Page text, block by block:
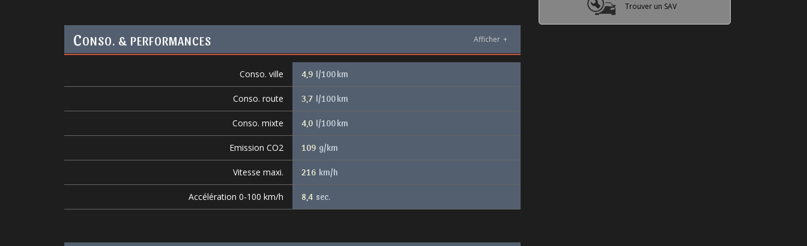
CONSO. & PERFORMANCES Afficher +
Conso. ville 4,9 l/100 km
Conso. route 3,7 l/100 km
Conso. mixte 4,0 l/100 km
Emission CO2 109 g/km
Vitesse maxi. 216 km/h
Accélération 0-100 km/h 8,4 sec.
Trouver un SAV